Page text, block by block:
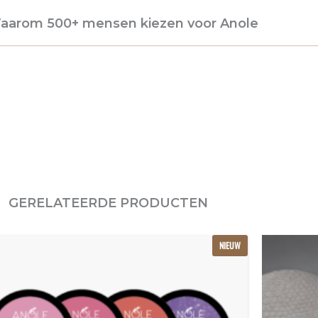
500+ mensen kiezen voor Anole
GERELATEERDE PRODUCTEN
NIEUW